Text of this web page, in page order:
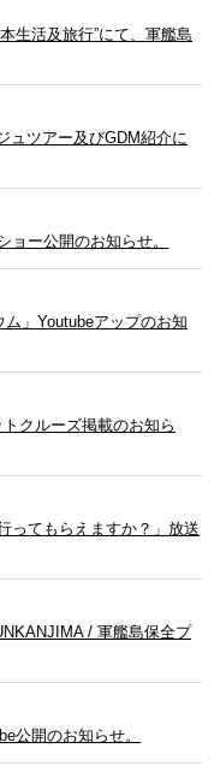
生活及旅行”にて、軍艦島
ュツアー及びGDM紹介に
ー公開のお知らせ。
」Youtubeアップのお知
クルーズ掲載のお知ら
ってもらえますか？」放送
/ 軍艦島保全プ
公開のお知らせ。
表
～13:00
13:00～13:20
頃 13:40頃
頃
15:20頃